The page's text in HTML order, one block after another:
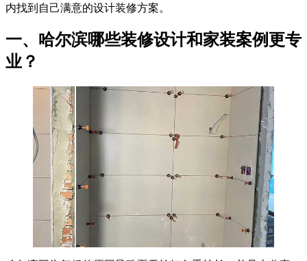
内找到自己满意的设计装修方案。
一、哈尔滨哪些装修设计和家装案例更专
业 ？